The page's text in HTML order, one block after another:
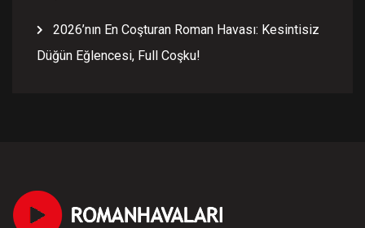
2026’nın En Coşturan Roman Havası: Kesintisiz
Düğün Eğlencesi, Full Coşku!